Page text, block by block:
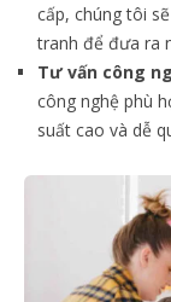
cấp, chúng tôi
tranh để đưa ra
Tư vấn công
công nghệ phù
suất cao và dễ